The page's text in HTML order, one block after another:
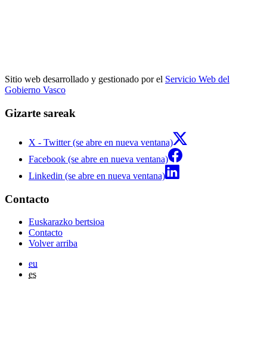
Sitio web desarrollado y gestionado por el Servicio Web del
Gobierno Vasco
Gizarte sareak
X - Twitter (se abre en nueva ventana)
Facebook (se abre en nueva ventana)
Linkedin (se abre en nueva ventana)
Contacto
Euskarazko bertsioa
Contacto
Volver arriba
eu
es